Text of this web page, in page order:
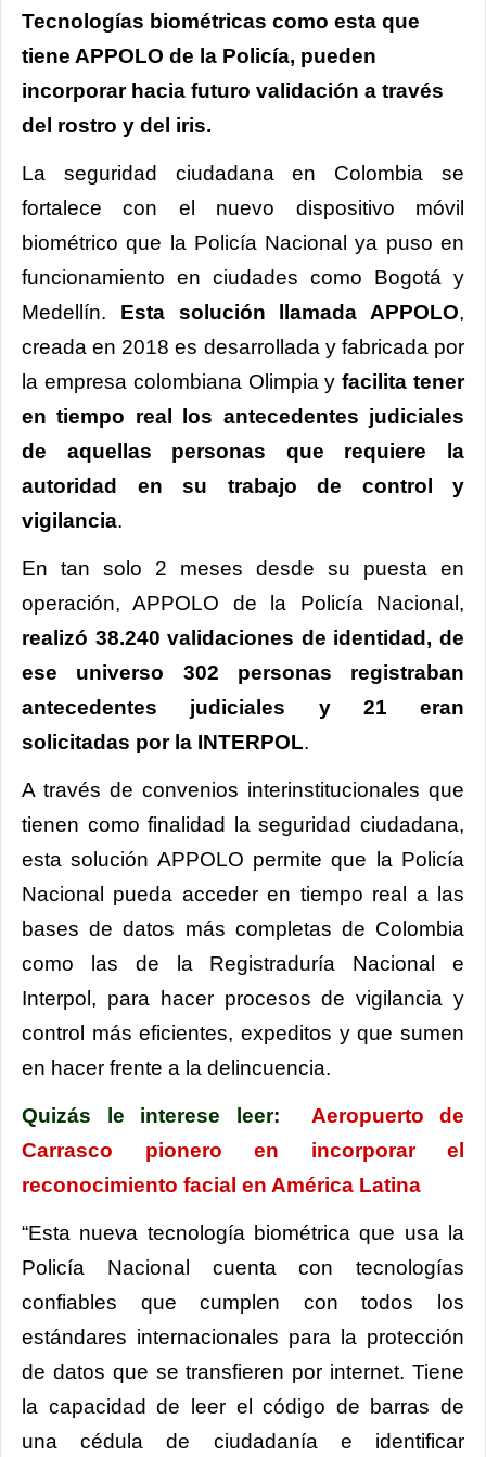
Tecnologías biométricas como esta que
tiene APPOLO de la Policía, pueden
incorporar hacia futuro validación a través
del rostro y del iris.
La seguridad ciudadana en Colombia se
fortalece con el nuevo dispositivo móvil
biométrico que la Policía Nacional ya puso en
funcionamiento en ciudades como Bogotá y
Medellín. Esta solución llamada APPOLO,
creada en 2018 es desarrollada y fabricada por
la empresa colombiana Olimpia yfacilita tener
en tiempo real los antecedentes judiciales
de aquellas personas que requiere la
autoridad en su trabajo de control y
vigilancia.
En tan solo 2 meses desde su puesta en
operación, APPOLO de la Policía Nacional,
realizó 38.240 validaciones de identidad, de
ese universo 302 personas registraban
antecedentes judiciales y 21 eran
solicitadas por la INTERPOL.
A través de convenios interinstitucionales que
tienen como finalidad la seguridad ciudadana,
esta solución APPOLO permite que la Policía
Nacional pueda acceder en tiempo real a las
bases de datos más completas de Colombia
como las de la Registraduría Nacional e
Interpol, para hacer procesos de vigilancia y
control más eficientes, expeditos y que sumen
en hacer frente a la delincuencia.
Quizás le interese leer:
Aeropuerto de
Carrasco pionero en incorporar el
reconocimiento facial en América Latina
“Esta nueva tecnología biométrica que usa la
Policía Nacional cuenta con tecnologías
confiables que cumplen con todos los
estándares internacionales para la protección
de datos que se transfieren por internet. Tiene
la capacidad de leer el código de barras de
una cédula de ciudadanía e identificar